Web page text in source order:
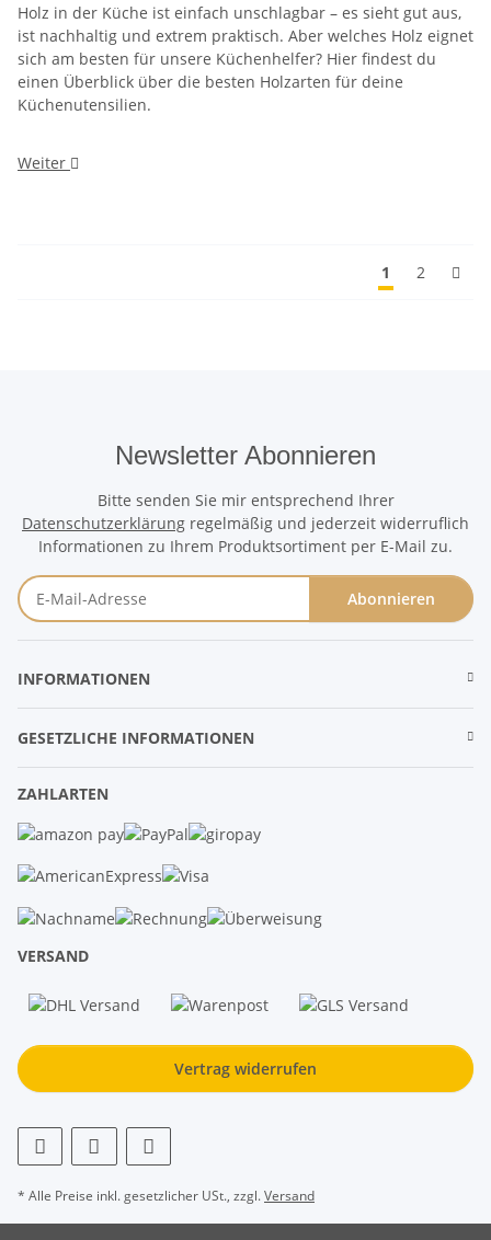
Holz in der Küche ist einfach unschlagbar – es sieht gut aus,
ist nachhaltig und extrem praktisch. Aber welches Holz eignet
sich am besten für unsere Küchenhelfer? Hier findest du
einen Überblick über die besten Holzarten für deine
Küchenutensilien.
Weiter
1 2
Newsletter Abonnieren
Bitte senden Sie mir entsprechend Ihrer
Datenschutzerklärung regelmäßig und jederzeit widerruflich
Informationen zu Ihrem Produktsortiment per E-Mail zu.
Abonnieren
INFORMATIONEN
GESETZLICHE INFORMATIONEN
ZAHLARTEN
VERSAND
Vertrag widerrufen
* Alle Preise inkl. gesetzlicher USt., zzgl.Versand